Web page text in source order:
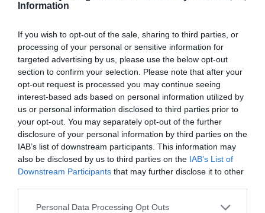
Information
If you wish to opt-out of the sale, sharing to third parties, or
processing of your personal or sensitive information for
targeted advertising by us, please use the below opt-out
section to confirm your selection. Please note that after your
opt-out request is processed you may continue seeing
interest-based ads based on personal information utilized by
us or personal information disclosed to third parties prior to
your opt-out. You may separately opt-out of the further
disclosure of your personal information by third parties on the
IAB’s list of downstream participants. This information may
also be disclosed by us to third parties on the IAB’s List of
Downstream Participants that may further disclose it to other
Please note that this website/app uses one or more Google
Personal Data Processing Opt Outs
άνω του 1,70
77,00 € 77,00 €